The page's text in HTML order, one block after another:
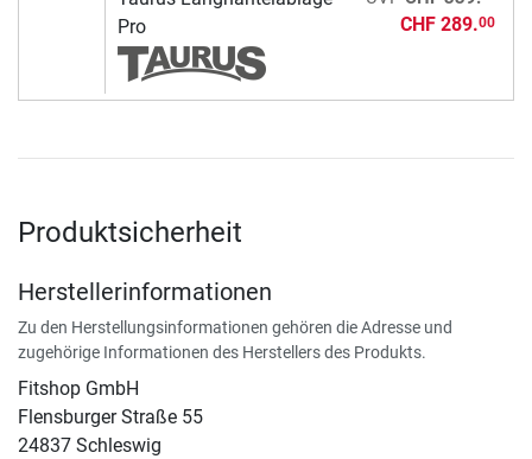
Pro
CHF 289.00
Produktsicherheit
Herstellerinformationen
Zu den Herstellungsinformationen gehören die Adresse und
zugehörige Informationen des Herstellers des Produkts.
Fitshop GmbH
Flensburger Straße 55
24837 Schleswig